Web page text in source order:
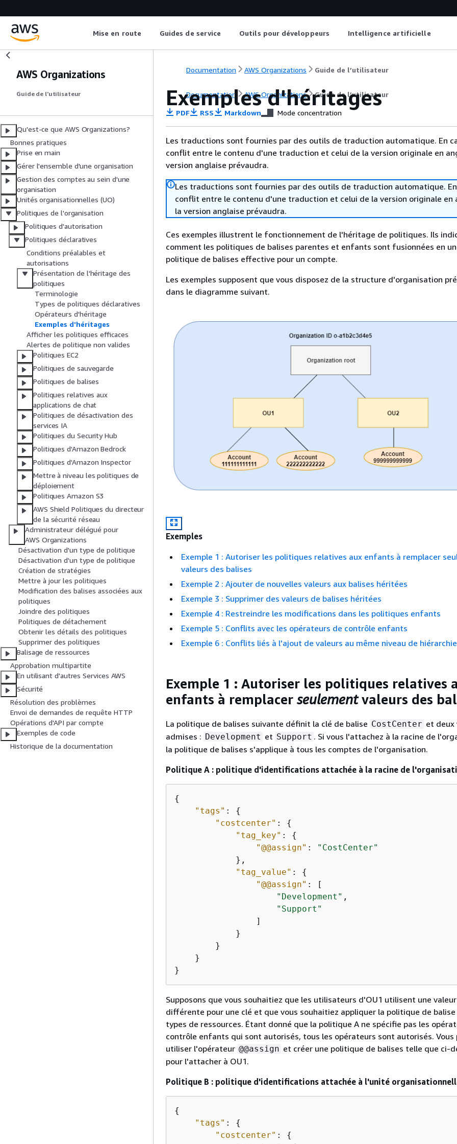
Mise en route Guides de service Outils pour développeurs Intelligence artificielle
AWS Organizations
Guide de l’utilisateur
Qu'est-ce que AWS Organizations?
Bonnes pratiques
Prise en main
Gérer l'ensemble d'une organisation
Gestion des comptes au sein d'une
organisation
Unités organisationnelles (UO)
Politiques de l'organisation
Politiques d'autorisation
Politiques déclaratives
Conditions préalables et
autorisations
Présentation de l'héritage des
politiques
Terminologie
Types de politiques déclaratives
Opérateurs d'héritage
Exemples d'héritages
Afficher les politiques efficaces
Alertes de politique non valides
Politiques EC2
Politiques de sauvegarde
Politiques de balises
Politiques relatives aux
applications de chat
Politiques de désactivation des
services IA
Politiques du Security Hub
Politiques d'Amazon Bedrock
Politiques d'Amazon Inspector
Mettre à niveau les politiques de
déploiement
Politiques Amazon S3
AWS Shield Politiques du directeur
de la sécurité réseau
Administrateur délégué pour
AWS Organizations
Désactivation d'un type de politique
Désactivation d'un type de politique
Création de stratégies
Mettre à jour les politiques
Modification des balises associées aux
politiques
Joindre des politiques
Politiques de détachement
Obtenir les détails des politiques
Supprimer des politiques
Balisage de ressources
Approbation multipartite
En utilisant d'autres Services AWS
Sécurité
Résolution des problèmes
Envoi de demandes de requête HTTP
Opérations d'API par compte
Exemples de code
Historique de la documentation
Documentation AWS Organizations Guide de l’utilisateur
Documentation AWS Organizations Guide de l’utilisateur
Exemples d'héritages
PDF RSS Markdown Mode concentration
Les traductions sont fournies par des outils de traduction automatique. En
conflit entre le contenu d'une traduction et celui de la version originale en
version anglaise prévaudra.
Les traductions sont fournies par des outils de traduction automatique.
conflit entre le contenu d'une traduction et celui de la version originale en
la version anglaise prévaudra.
Ces exemples illustrent le fonctionnement de l'héritage de politiques. Ils
comment les politiques de balises parentes et enfants sont fusionnées en
politique de balises effective pour un compte.
Les exemples supposent que vous disposez de la structure d'organisation
dans le diagramme suivant.
Exemples
Exemple 1 : Autoriser les politiques relatives aux enfants à remplacer
valeurs des balises
Exemple 2 : Ajouter de nouvelles valeurs aux balises héritées
Exemple 3 : Supprimer des valeurs de balises héritées
Exemple 4 : Restreindre les modifications dans les politiques enfants
Exemple 5 : Conflits avec les opérateurs de contrôle enfants
Exemple 6 : Conflits liés à l'ajout de valeurs au même niveau de hiérarchie
Exemple 1 : Autoriser les politiques relatives
enfants à remplacer seulementvaleurs des
La politique de balises suivante définit la clé de balise CostCenter et deux
admises : Development et Support . Si vous l'attachez à la racine de
la politique de balises s'applique à tous les comptes de l'organisation.
Politique A : politique d'identifications attachée à la racine de
{
"tags" : {
"costcenter" : {
"tag_key" : {
"@@assign" :
"CostCenter"
            },
"tag_value" : {
"@@assign" : [
"Development" ,
"Support"
                ]
            }
        }
    }
}
Supposons que vous souhaitiez que les utilisateurs d'OU1 utilisent une
différente pour une clé et que vous souhaitiez appliquer la politique de
types de ressources. Étant donné que la politique A ne spécifie pas les
contrôle enfants qui sont autorisés, tous les opérateurs sont autorisés. Vous
utiliser l'opérateur @@assign et créer une politique de balises telle que ci-
pour l'attacher à OU1.
Politique B : politique d'identifications attachée à l'unité
{
"tags" : {
"costcenter" : {